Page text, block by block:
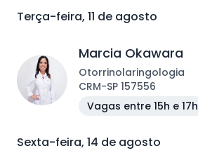
Terça-feira, 11 de agosto
Marcia Okawara
Otorrinolaringologia
CRM-SP 157556
Vagas entre 15h e 17h
Sexta-feira, 14 de agosto